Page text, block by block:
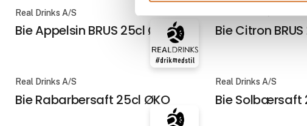
Real Drinks A/S
Bie Appelsin BRUS 25cl ØKO
Real Drinks A/S
Bie Citron BRUS
Real Drinks A/S
Bie Rabarbersaft 25cl ØKO
Real Drinks A/S
Bie Solbærsaft